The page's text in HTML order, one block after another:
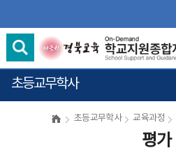
초등교무학사
초등교무학사 교육과정
평가